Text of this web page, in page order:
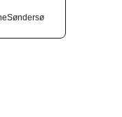
Søndersø